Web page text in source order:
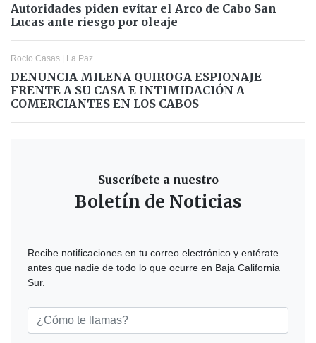
Autoridades piden evitar el Arco de Cabo San
Lucas ante riesgo por oleaje
Rocio Casas | La Paz
DENUNCIA MILENA QUIROGA ESPIONAJE
FRENTE A SU CASA E INTIMIDACIÓN A
COMERCIANTES EN LOS CABOS
Suscríbete a nuestro
Boletín de Noticias
Recibe notificaciones en tu correo electrónico y entérate
antes que nadie de todo lo que ocurre en Baja California
Sur.